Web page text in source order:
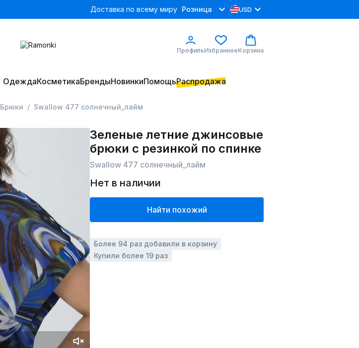
Доставка по всему миру Розница USD
ПрофильИзбранноеКорзина
ОдеждаКосметикаБрендыНовинкиПомощьРаспродажа
Брюки Swallow 477 солнечный_лайм
Зеленые летние джинсовые
брюки с резинкой по спинке
Swallow 477 солнечный_лайм
Нет в наличии
Найти похожий
Более 94 раз добавили в корзину
Купили более 19 раз